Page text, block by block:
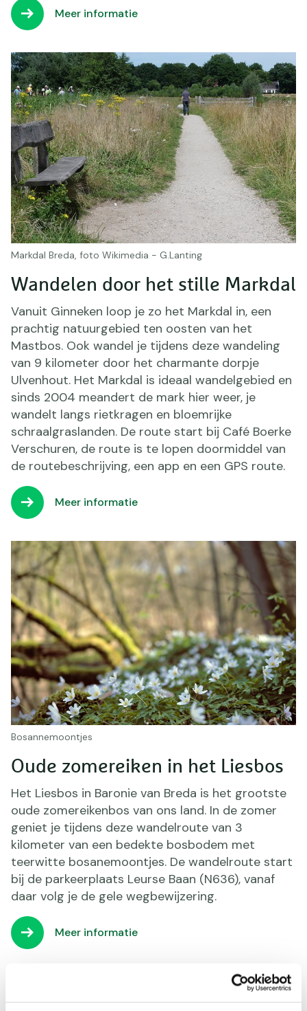
Meer informatie
Wandelen door het stille Markdal
Vanuit Ginneken loop je zo het Markdal in, een
prachtig natuurgebied ten oosten van het
Mastbos. Ook wandel je tijdens deze wandeling
van 9 kilometer door het charmante dorpje
Ulvenhout. Het Markdal is ideaal wandelgebied en
sinds 2004 meandert de mark hier weer, je
wandelt langs rietkragen en bloemrijke
schraalgraslanden. De route start bij Café Boerke
Verschuren, de route is te lopen doormiddel van
de routebeschrijving, een app en een GPS route.
Meer informatie
Markdal Breda, foto Wikimedia - G.Lanting
Bosannemoontjes
Oude zomereiken in het Liesbos
Het Liesbos in Baronie van Breda is het grootste
oude zomereikenbos van ons land. In de zomer
geniet je tijdens deze wandelroute van 3
kilometer van een bedekte bosbodem met
teerwitte bosanemoontjes. De wandelroute start
bij de parkeerplaats Leurse Baan (N636), vanaf
daar volg je de gele wegbewijzering.
Meer informatie